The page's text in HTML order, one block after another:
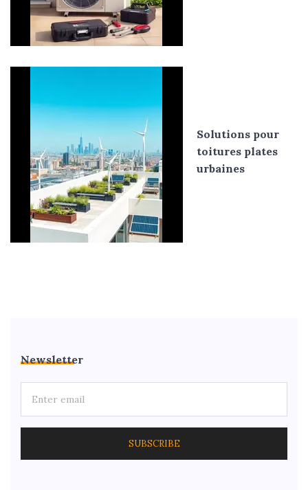
Solutions pour
toitures plates
urbaines
Newsletter
SUBSCRIBE